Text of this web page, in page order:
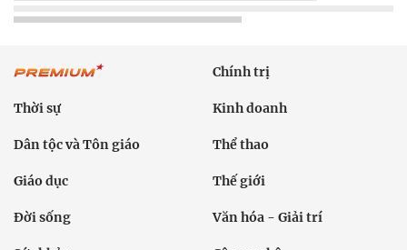
Chính trị
Thời sự Kinh doanh
Dân tộc và Tôn giáo Thể thao
Giáo dục Thế giới
Đời sống Văn hóa - Giải trí